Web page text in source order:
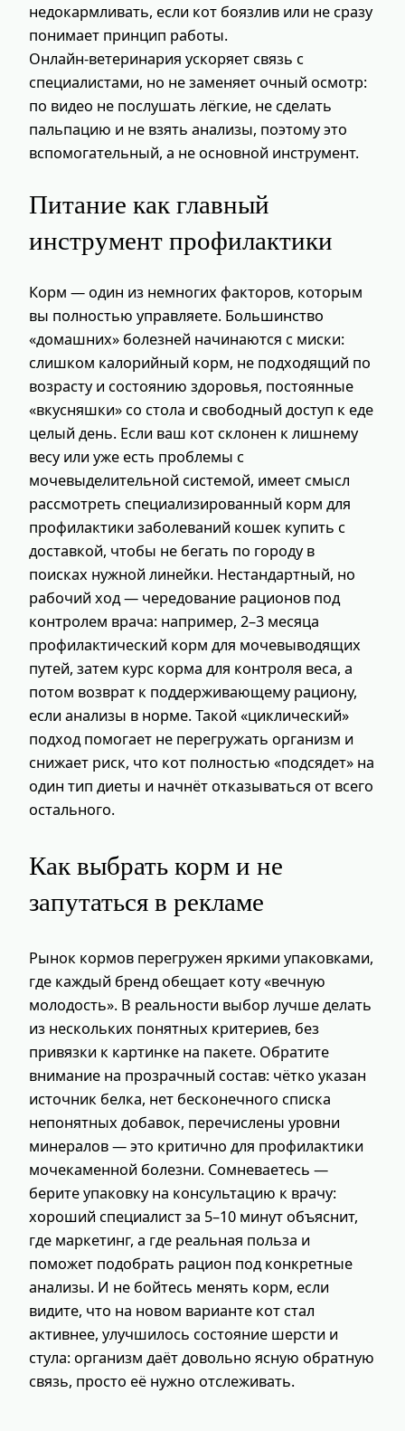
недокармливать, если кот боязлив или не сразу
понимает принцип работы.
Онлайн‑ветеринария ускоряет связь с
специалистами, но не заменяет очный осмотр:
по видео не послушать лёгкие, не сделать
пальпацию и не взять анализы, поэтому это
вспомогательный, а не основной инструмент.
Питание как главный
инструмент профилактики
Корм — один из немногих факторов, которым
вы полностью управляете. Большинство
«домашних» болезней начинаются с миски:
слишком калорийный корм, не подходящий по
возрасту и состоянию здоровья, постоянные
«вкусняшки» со стола и свободный доступ к еде
целый день. Если ваш кот склонен к лишнему
весу или уже есть проблемы с
мочевыделительной системой, имеет смысл
рассмотреть специализированный корм для
профилактики заболеваний кошек купить с
доставкой, чтобы не бегать по городу в
поисках нужной линейки. Нестандартный, но
рабочий ход — чередование рационов под
контролем врача: например, 2–3 месяца
профилактический корм для мочевыводящих
путей, затем курс корма для контроля веса, а
потом возврат к поддерживающему рациону,
если анализы в норме. Такой «циклический»
подход помогает не перегружать организм и
снижает риск, что кот полностью «подсядет» на
один тип диеты и начнёт отказываться от всего
остального.
Как выбрать корм и не
запутаться в рекламе
Рынок кормов перегружен яркими упаковками,
где каждый бренд обещает коту «вечную
молодость». В реальности выбор лучше делать
из нескольких понятных критериев, без
привязки к картинке на пакете. Обратите
внимание на прозрачный состав: чётко указан
источник белка, нет бесконечного списка
непонятных добавок, перечислены уровни
минералов — это критично для профилактики
мочекаменной болезни. Сомневаетесь —
берите упаковку на консультацию к врачу:
хороший специалист за 5–10 минут объяснит,
где маркетинг, а где реальная польза и
поможет подобрать рацион под конкретные
анализы. И не бойтесь менять корм, если
видите, что на новом варианте кот стал
активнее, улучшилось состояние шерсти и
стула: организм даёт довольно ясную обратную
связь, просто её нужно отслеживать.